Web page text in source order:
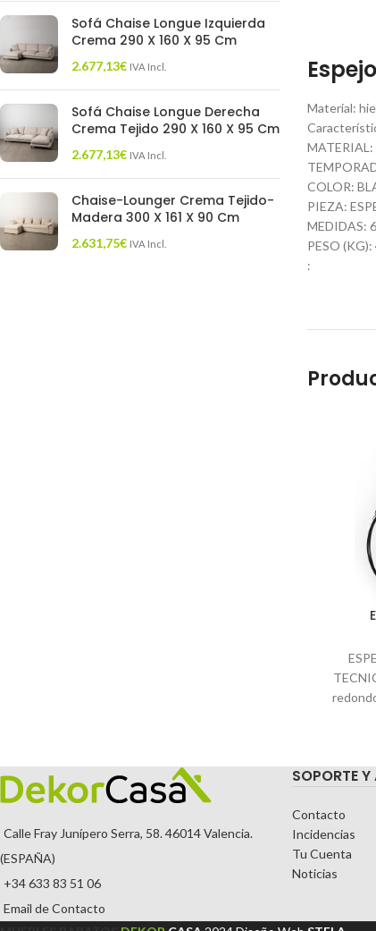
Sofá Chaise Longue Izquierda
Crema 290 X 160 X 95 Cm
2.677,13€ IVA Incl.
Sofá Chaise Longue Derecha
Crema Tejido 290 X 160 X 95 Cm
2.677,13€ IVA Incl.
Chaise-Lounger Crema Tejido-
Madera 300 X 161 X 90 Cm
2.631,75€ IVA Incl.
Material:
MATERIAL:
COLOR:
PIEZA:
MEDIDAS:
PESO (KG):
:
Calle Fray Junípero Serra, 58. 46014 Valencia.
(ESPAÑA)
+34 633 83 51 06
Email de Contacto
SOPORTE
Contacto
Incidencias
Tu Cuenta
Noticias